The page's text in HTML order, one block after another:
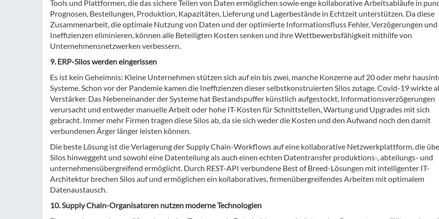
Tools und Plattformen, die das sichere Teilen von Daten ermöglichen sowie enge kollaborative Arbeitsabläufe in
Prognosen, Bestellungen, Produktion, Kapazitäten, Lieferung und Lagerbestände in Echtzeit unterstützen. Da diese
Zusammenarbeit, die optimale Nutzung von Daten und der optimierte Informationsfluss Fehler, Verzögerungen und
Ineffizienzen eliminieren, können alle Beteiligten Kosten senken und ihre Wettbewerbsfähigkeit mithilfe von
Unternehmensnetzwerken verbessern.
9. ERP-Silos werden eingerissen
Es ist kein Geheimnis: Kleine Unternehmen stützen sich auf ein bis zwei, manche Konzerne auf 20 oder mehr
Systeme. Schon vor der Pandemie kamen die Ineffizienzen dieser selbstkonstruierten Silos zutage. Covid-19 wirkte
Verstärker. Das Nebeneinander der Systeme hat Bestandspuffer künstlich aufgestockt, Informationsverzögerungen
verursacht und entweder manuelle Arbeit oder hohe IT-Kosten für Schnittstellen, Wartung und Upgrades mit sich
gebracht. Immer mehr Firmen tragen diese Silos ab, da sie sich weder die Kosten und den Aufwand noch den damit
verbundenen Ärger länger leisten können.
Die beste Lösung ist die Verlagerung der Supply Chain-Workflows auf eine kollaborative Netzwerkplattform, die
Silos hinweggeht und sowohl eine Datenteilung als auch einen echten Datentransfer produktions-, abteilungs- und
unternehmensübergreifend ermöglicht. Durch REST-API verbundene Best of Breed-Lösungen mit intelligenter IT-
Architektur brechen Silos auf und ermöglichen ein kollaboratives, firmenübergreifendes Arbeiten mit optimalem
Datenaustausch.
10. Supply Chain-Organisatoren nutzen moderne Technologien